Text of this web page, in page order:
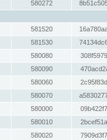
580272
581520
581530
580080
580090
580060
580070
580000
580010
580020